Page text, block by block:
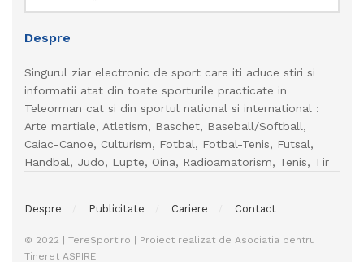
Despre
Singurul ziar electronic de sport care iti aduce stiri si
informatii atat din toate sporturile practicate in
Teleorman cat si din sportul national si international :
Arte martiale, Atletism, Baschet, Baseball/Softball,
Caiac-Canoe, Culturism, Fotbal, Fotbal-Tenis, Futsal,
Handbal, Judo, Lupte, Oina, Radioamatorism, Tenis, Tir
Despre Publicitate Cariere Contact
© 2022 | TereSport.ro | Proiect realizat de Asociatia pentru
Tineret ASPIRE